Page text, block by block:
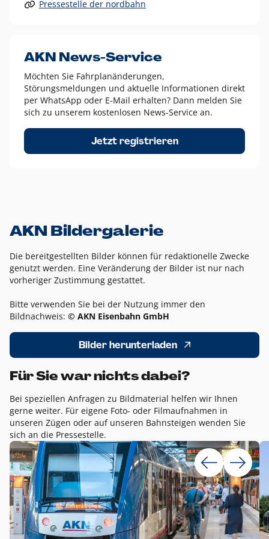
Alle anderen Logo-Varianten dürfen nur in Ausnahmefällen
Diese Ausnahmen sind zum Beispiel:
dem AKN Blau,
weißes Logo auf Fotohintergründen,
schwarzes Logo für reine Schwarz-Weiß-Umsetzungen
Um das Logo herum muss ein Schutzraum von jeweils einer
Höhe bzw. Breite des N aus AKN in alle Richtungen
Pressestelle der nordbahn
AKN News-Service
Möchten Sie Fahrplanänderungen,
Störungsmeldungen und aktuelle Informationen direkt
per WhatsApp oder E-Mail erhalten? Dann melden Sie
sich zu unserem kostenlosen News-Service an.
Jetzt registrieren
AKN Bildergalerie
Die bereitgestellten Bilder können für redaktionelle Zwecke
genutzt werden. Eine Veränderung der Bilder ist nur nach
vorheriger Zustimmung gestattet.
Bitte verwenden Sie bei der Nutzung immer den
Bildnachweis: © AKN Eisenbahn GmbH
Bilder herunterladen
Für Sie war nichts dabei?
Bei speziellen Anfragen zu Bildmaterial helfen wir Ihnen
gerne weiter. Für eigene Foto- oder Filmaufnahmen in
unseren Zügen oder auf unseren Bahnsteigen wenden Sie
sich an die Pressestelle.